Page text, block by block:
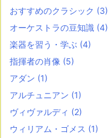
おすすめのクラシック (3)
オーケストラの豆知識 (4)
楽器を習う・学ぶ (4)
指揮者の肖像 (5)
アダン (1)
アルチュニアン (1)
ヴィヴァルディ (2)
ウィリアム・ゴメス (1)